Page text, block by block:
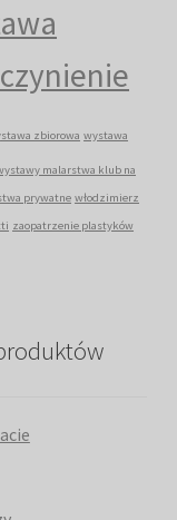
zbiorowa wystawa
malarstwa klub na
prywatne włodzimierz
zaopatrzenie plastyków